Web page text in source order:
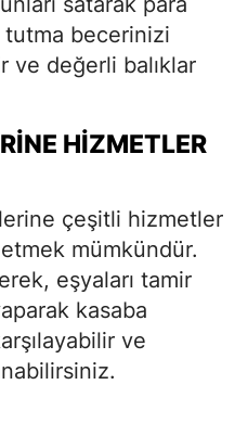
tutma becerinizi
ve değerli balıklar
HIZMETLER
çeşitli hizmetler
mümkündür.
eşyaları tamir
kasaba
ve